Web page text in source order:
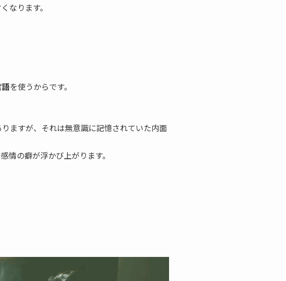
なります。
を使うからです。
ますが、それは無意識に記憶されていた内面
情の癖が浮かび上がります。